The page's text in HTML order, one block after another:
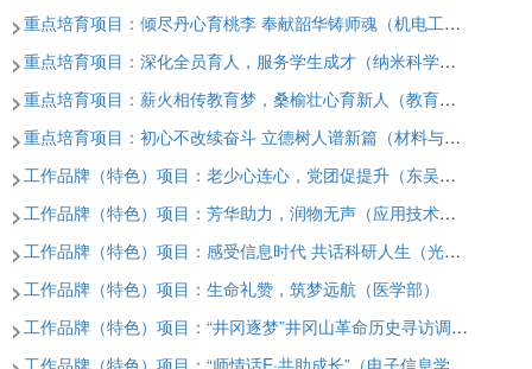
重点培育项目：倾尽丹心育桃李 奉献韶华铸师魂（机电工程学院）
重点培育项目：深化全员育人，服务学生成才（纳米科学技术学院）
重点培育项目：薪火相传教育梦，桑榆壮心育新人（教育学院）
重点培育项目：初心不改续奋斗 立德树人谱新篇（材料与化学化工学部）
工作品牌（特色）项目：老少心连心，党团促提升（东吴商学院）
工作品牌（特色）项目：芳华助力，润物无声（应用技术学院）
工作品牌（特色）项目：感受信息时代 共话科研人生（光电科学与技术学院）
工作品牌（特色）项目：生命礼赞，筑梦远航（医学部）
工作品牌（特色）项目：“井冈逐梦”井冈山革命历史寻访调研与版画创作实践（艺术学院）